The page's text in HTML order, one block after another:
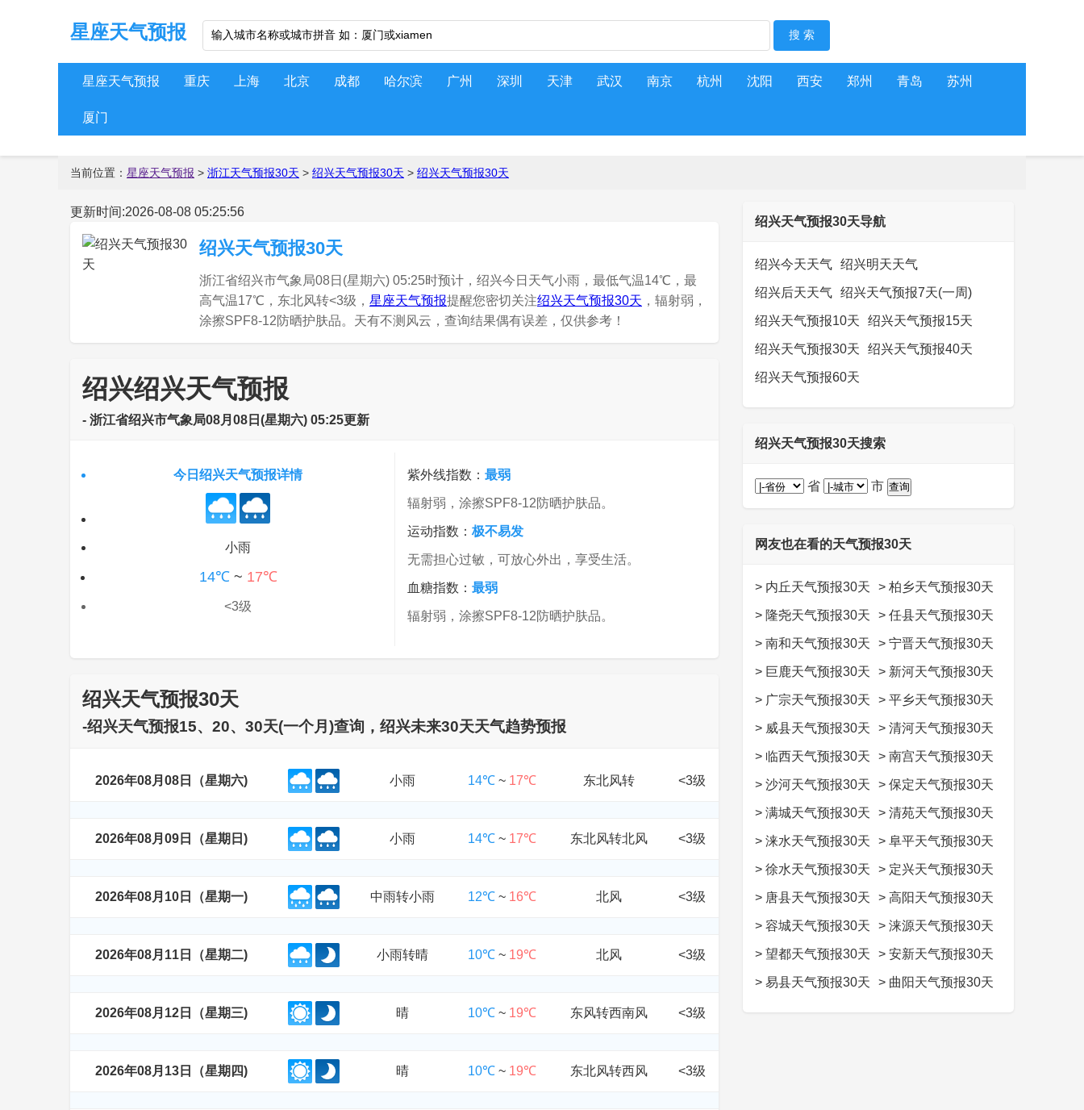
星座天气预报
星座天气预报 重庆 上海 北京 成都 哈尔滨 广州 深圳 天津 武汉 南京 杭州 沈阳 西安 郑州 青岛 苏州
厦门
当前位置： 星座天气预报 > 浙江天气预报30天 > 绍兴天气预报30天 > 绍兴天气预报30天
更新时间:2026-08-08 05:25:56
绍兴天气预报30天
浙江省绍兴市气象局08日(星期六) 05:25时预计，绍兴今日天气小雨，最低气温14℃，最
高气温17℃，东北风转<3级， 星座天气预报提醒您密切关注绍兴天气预报30天 ，辐射弱，
涂擦SPF8-12防晒护肤品。天有不测风云，查询结果偶有误差，仅供参考！
绍兴绍兴天气预报
- 浙江省绍兴市气象局08月08日(星期六) 05:25更新
今日绍兴天气预报详情
小雨
14℃~ 17℃
<3级
紫外线指数： 最弱
辐射弱，涂擦SPF8-12防晒护肤品。
运动指数： 极不易发
无需担心过敏，可放心外出，享受生活。
血糖指数： 最弱
辐射弱，涂擦SPF8-12防晒护肤品。
绍兴天气预报30天
-绍兴天气预报15、20、30天(一个月)查询，绍兴未来30天天气趋势预报
2026年08月08日（星期六) 小雨 14℃~ 17℃ 东北风转 <3级
2026年08月09日（星期日) 小雨 14℃~ 17℃ 东北风转北风 <3级
2026年08月10日（星期一) 中雨转小雨 12℃~ 16℃ 北风 <3级
2026年08月11日（星期二) 小雨转晴 10℃~ 19℃ 北风 <3级
2026年08月12日（星期三) 晴 10℃~ 19℃ 东风转西南风 <3级
2026年08月13日（星期四) 晴 10℃~ 19℃ 东北风转西风 <3级
绍兴天气预报30天导航
绍兴今天天气 绍兴明天天气
绍兴后天天气 绍兴天气预报7天(一周)
绍兴天气预报10天 绍兴天气预报15天
绍兴天气预报30天 绍兴天气预报40天
绍兴天气预报60天
绍兴天气预报30天搜索
省 市
网友也在看的天气预报30天
> 内丘天气预报30天 > 柏乡天气预报30天
> 隆尧天气预报30天 > 任县天气预报30天
> 南和天气预报30天 > 宁晋天气预报30天
> 巨鹿天气预报30天 > 新河天气预报30天
> 广宗天气预报30天 > 平乡天气预报30天
> 威县天气预报30天 > 清河天气预报30天
> 临西天气预报30天 > 南宫天气预报30天
> 沙河天气预报30天 > 保定天气预报30天
> 满城天气预报30天 > 清苑天气预报30天
> 涞水天气预报30天 > 阜平天气预报30天
> 徐水天气预报30天 > 定兴天气预报30天
> 唐县天气预报30天 > 高阳天气预报30天
> 容城天气预报30天 > 涞源天气预报30天
> 望都天气预报30天 > 安新天气预报30天
> 易县天气预报30天 > 曲阳天气预报30天